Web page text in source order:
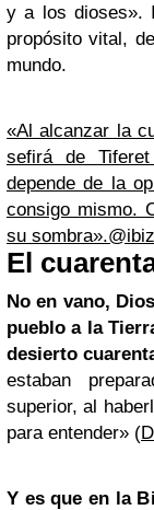
y a los dioses».
propósito vital,
mundo.
«Al alcanzar la
sefirá de
depende de la
consigo mismo.
su
El
No en vano,
pueblo a la
desierto
estaban
superior, al
para entender» (
Y es que en la